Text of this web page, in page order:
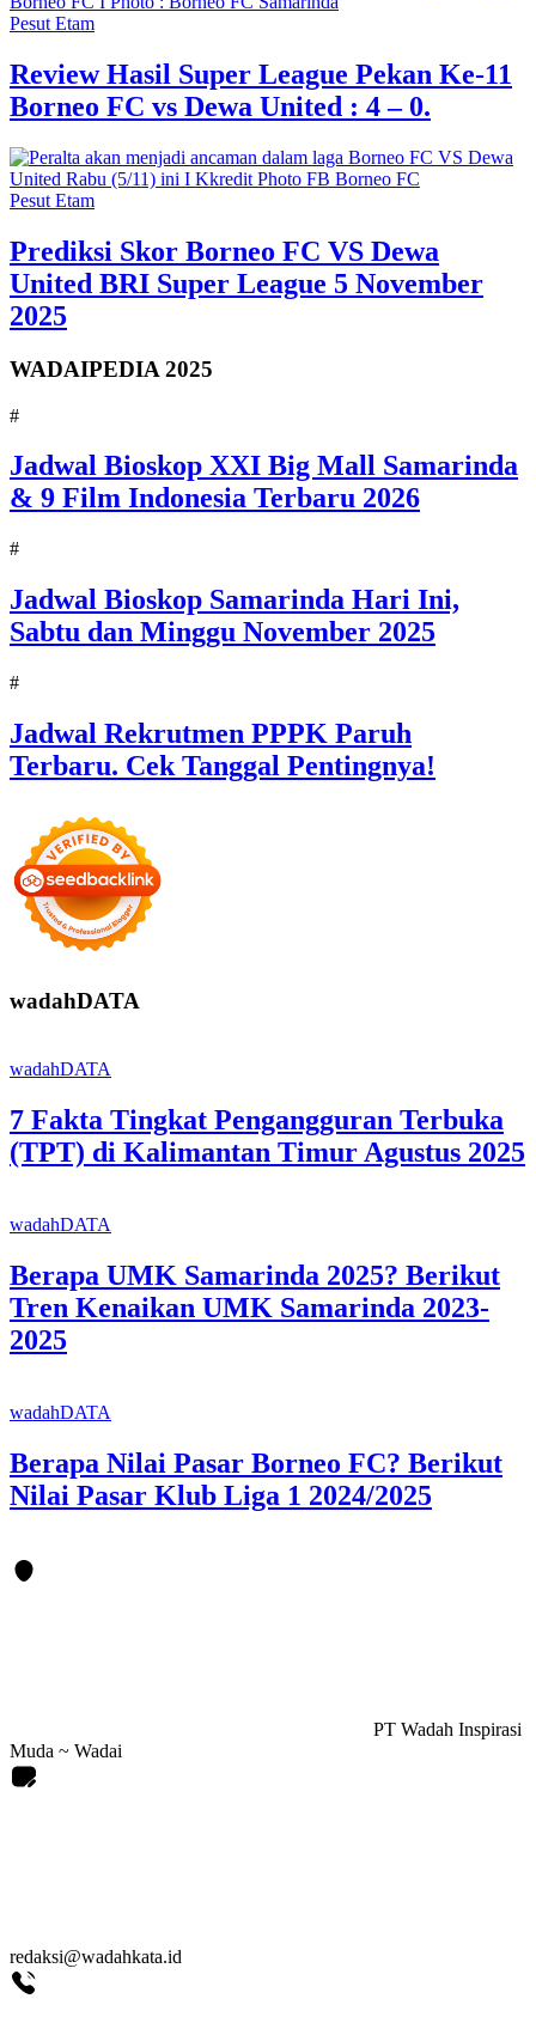
Pesut Etam
Review Hasil Super League Pekan Ke-11
Borneo FC vs Dewa United : 4 – 0.
Pesut Etam
Prediksi Skor Borneo FC VS Dewa
United BRI Super League 5 November
2025
WADAIPEDIA 2025
#
Jadwal Bioskop XXI Big Mall Samarinda
& 9 Film Indonesia Terbaru 2026
#
Jadwal Bioskop Samarinda Hari Ini,
Sabtu dan Minggu November 2025
#
Jadwal Rekrutmen PPPK Paruh
Terbaru. Cek Tanggal Pentingnya!
wadahDATA
wadahDATA
7 Fakta Tingkat Pengangguran Terbuka
(TPT) di Kalimantan Timur Agustus 2025
wadahDATA
Berapa UMK Samarinda 2025? Berikut
Tren Kenaikan UMK Samarinda 2023-
2025
wadahDATA
Berapa Nilai Pasar Borneo FC? Berikut
Nilai Pasar Klub Liga 1 2024/2025
PT Wadah Inspirasi
Muda ~ Wadai
redaksi@wadahkata.id